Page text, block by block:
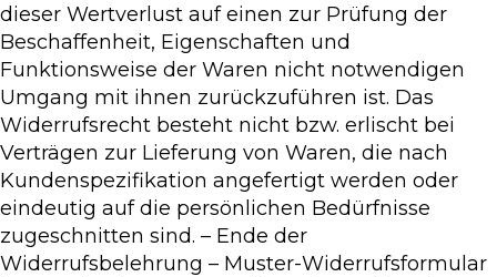
dieser Wertverlust auf einen zur Prüfung der
Beschaffenheit, Eigenschaften und
Funktionsweise der Waren nicht notwendigen
Umgang mit ihnen zurückzuführen ist. Das
Widerrufsrecht besteht nicht bzw. erlischt bei
Verträgen zur Lieferung von Waren, die nach
Kundenspezifikation angefertigt werden oder
eindeutig auf die persönlichen Bedürfnisse
zugeschnitten sind. – Ende der
Widerrufsbelehrung – Muster-Widerrufsformular